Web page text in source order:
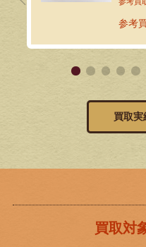
参考
買取実
買取対